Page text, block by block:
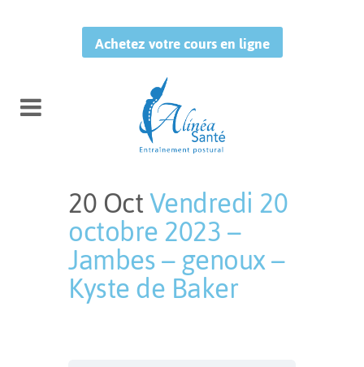
Achetez votre cours en ligne
20 OctVendredi 20
octobre 2023 –
Jambes – genoux –
Kyste de Baker
Publié à 14:33h